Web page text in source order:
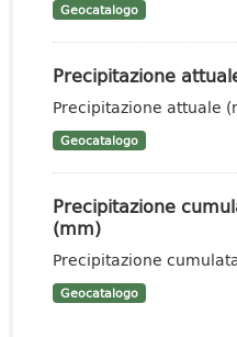
Geocatalogo
Precipitazione
Precipitazione attuale
Geocatalogo
Precipitazione
(mm)
Precipitazione
Geocatalogo